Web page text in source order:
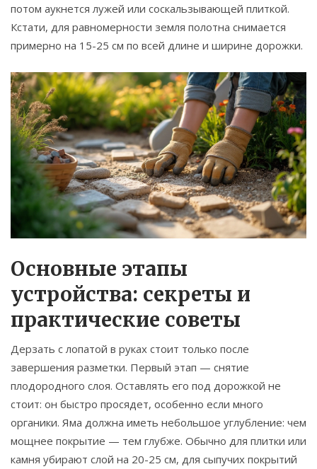
потом аукнется лужей или соскальзывающей плиткой.
Кстати, для равномерности земля полотна снимается
примерно на 15-25 см по всей длине и ширине дорожки.
Основные этапы
устройства: секреты и
практические советы
Дерзать с лопатой в руках стоит только после
завершения разметки. Первый этап — снятие
плодородного слоя. Оставлять его под дорожкой не
стоит: он быстро просядет, особенно если много
органики. Яма должна иметь небольшое углубление: чем
мощнее покрытие — тем глубже. Обычно для плитки или
камня убирают слой на 20-25 см, для сыпучих покрытий